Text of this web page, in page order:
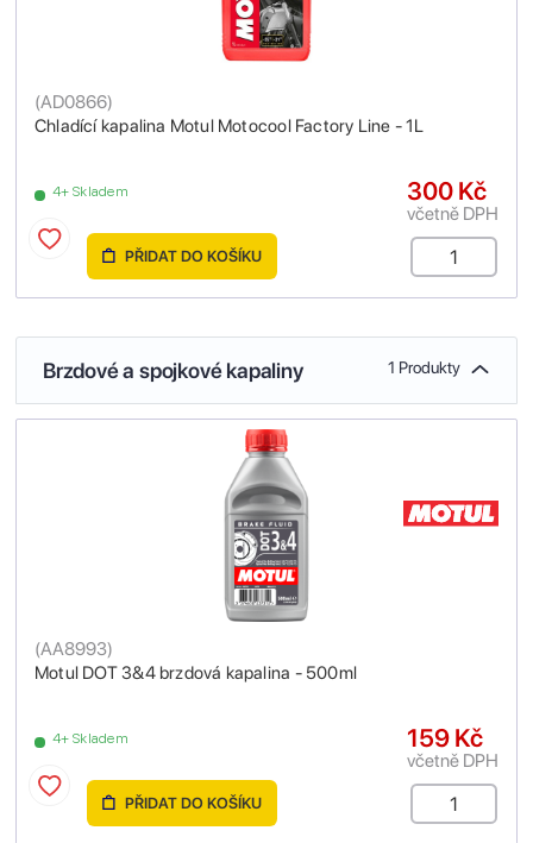
Chladící kapalina Motul Motocool Factory Line - 1L
(AD0866)
4+ Skladem 300 Kč
včetně DPH
PŘIDAT DO KOŠÍKU
Brzdové a spojkové kapaliny 1 Produkty
Motul DOT 3&4 brzdová kapalina - 500ml
(AA8993)
4+ Skladem 159 Kč
včetně DPH
PŘIDAT DO KOŠÍKU